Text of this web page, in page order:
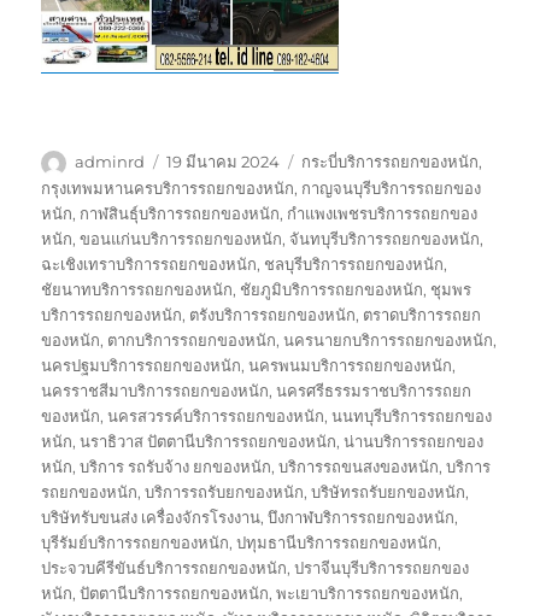
ผู้
เขียน
adminrd
เขียน
เมื่อ
19 มีนาคม 2024
ป้าย
กำกับ
กระบี่บริการรถยกของหนัก,
กรุงเทพมหานครบริการรถยกของหนัก, กาญจนบุรีบริการรถยกของ
หนัก, กาฬสินธุ์บริการรถยกของหนัก, กำแพงเพชรบริการรถยกของ
หนัก,ขอนแก่นบริการรถยกของหนัก, จันทบุรีบริการรถยกของหนัก,
ฉะเชิงเทราบริการรถยกของหนัก, ชลบุรีบริการรถยกของหนัก,
ชัยนาทบริการรถยกของหนัก, ชัยภูมิบริการรถยกของหนัก, ชุมพร
บริการรถยกของหนัก, ตรังบริการรถยกของหนัก, ตราดบริการรถยก
ของหนัก, ตากบริการรถยกของหนัก,นครนายกบริการรถยกของหนัก,
นครปฐมบริการรถยกของหนัก,นครพนมบริการรถยกของหนัก,
นครราชสีมาบริการรถยกของหนัก,นครศรีธรรมราชบริการรถยก
ของหนัก,นครสวรรค์บริการรถยกของหนัก,นนทบุรีบริการรถยกของ
หนัก,นราธิวาส ปัตตานีบริการรถยกของหนัก,น่านบริการรถยกของ
หนัก,บริการ รถรับจ้าง ยกของหนัก,บริการรถขนสงของหนัก,บริการ
รถยกของหนัก,บริการรถรับยกของหนัก,บริษัทรถรับยกของหนัก,
บริษัทรับขนส่ง เครื่องจักรโรงงาน,บึงกาฬบริการรถยกของหนัก,
บุรีรัมย์บริการรถยกของหนัก,ปทุมธานีบริการรถยกของหนัก,
ประจวบคีรีขันธ์บริการรถยกของหนัก,ปราจีนบุรีบริการรถยกของ
หนัก,ปัตตานีบริการรถยกของหนัก,พะเยาบริการรถยกของหนัก,